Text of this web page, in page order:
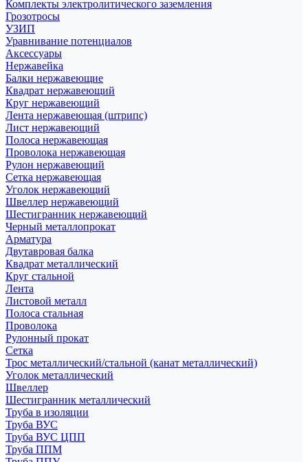
Комплекты электролитического заземления
Грозотросы
УЗИП
Уравнивание потенциалов
Аксессуары
Нержавейка
Балки нержавеющие
Квадрат нержавеющий
Круг нержавеющий
Лента нержавеющая (штрипс)
Лист нержавеющий
Полоса нержавеющая
Проволока нержавеющая
Рулон нержавеющий
Сетка нержавеющая
Уголок нержавеющий
Швеллер нержавеющий
Шестигранник нержавеющий
Черный металлопрокат
Арматура
Двутавровая балка
Квадрат металлический
Круг стальной
Лента
Листовой металл
Полоса стальная
Проволока
Рулонный прокат
Сетка
Трос металлический/стальной (канат металлический)
Уголок металлический
Швеллер
Шестигранник металлический
Труба в изоляции
Труба ВУС
Труба ВУС ЦПП
Труба ППМ